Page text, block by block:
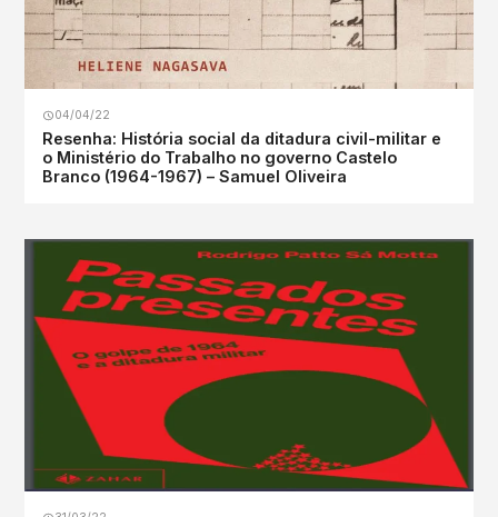
04/04/22
Resenha: História social da ditadura civil-militar e
o Ministério do Trabalho no governo Castelo
Branco (1964-1967) – Samuel Oliveira